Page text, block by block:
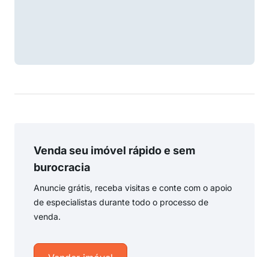
Venda seu imóvel rápido e sem
burocracia
Anuncie grátis, receba visitas e conte com o apoio
de especialistas durante todo o processo de
venda.